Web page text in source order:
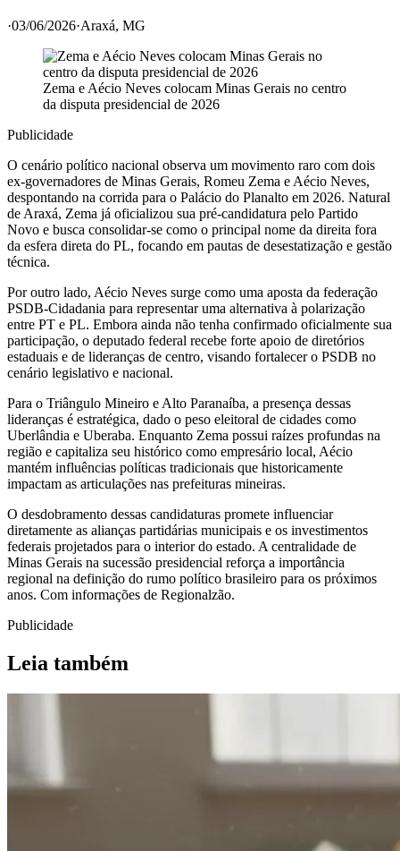
·03/06/2026·Araxá, MG
Zema e Aécio Neves colocam Minas Gerais no centro
da disputa presidencial de 2026
Publicidade
O cenário político nacional observa um movimento raro com dois
ex-governadores de Minas Gerais, Romeu Zema e Aécio Neves,
despontando na corrida para o Palácio do Planalto em 2026. Natural
de Araxá, Zema já oficializou sua pré-candidatura pelo Partido
Novo e busca consolidar-se como o principal nome da direita fora
da esfera direta do PL, focando em pautas de desestatização e gestão
técnica.
Por outro lado, Aécio Neves surge como uma aposta da federação
PSDB-Cidadania para representar uma alternativa à polarização
entre PT e PL. Embora ainda não tenha confirmado oficialmente sua
participação, o deputado federal recebe forte apoio de diretórios
estaduais e de lideranças de centro, visando fortalecer o PSDB no
cenário legislativo e nacional.
Para o Triângulo Mineiro e Alto Paranaíba, a presença dessas
lideranças é estratégica, dado o peso eleitoral de cidades como
Uberlândia e Uberaba. Enquanto Zema possui raízes profundas na
região e capitaliza seu histórico como empresário local, Aécio
mantém influências políticas tradicionais que historicamente
impactam as articulações nas prefeituras mineiras.
O desdobramento dessas candidaturas promete influenciar
diretamente as alianças partidárias municipais e os investimentos
federais projetados para o interior do estado. A centralidade de
Minas Gerais na sucessão presidencial reforça a importância
regional na definição do rumo político brasileiro para os próximos
anos. Com informações de Regionalzão.
Publicidade
Leia também